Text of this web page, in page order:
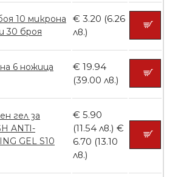
БЕЗПЛАТНО
Пластмасови предпазители за лак
Ваничка за маникюр BMSPA1C
€ 3.20 (6.26
лв.)
€ 19.94
(39.00 лв.)
€ 5.90
(11.54 лв.) €
6.70 (13.10
лв.)